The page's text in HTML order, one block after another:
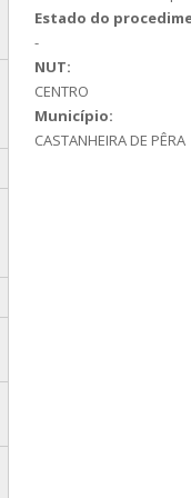
Estado do
-
NUT:
CENTRO
Município:
CASTANHEIRA DE PÊRA